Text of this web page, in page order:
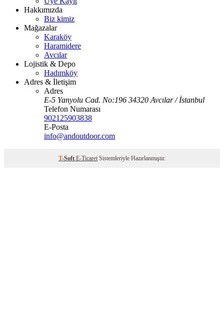
Hakkımızda
Biz kimiz
Mağazalar
Karaköy
Haramidere
Avcılar
Lojistik & Depo
Hadımköy
Adres & İletişim
Adres
E-5 Yanyolu Cad. No:196 34320 Avcılar / İstanbul
Telefon Numarası
902125903838
E-Posta
info@andoutdoor.com
T-Soft E-Ticaret Sistemleriyle Hazırlanmıştır.